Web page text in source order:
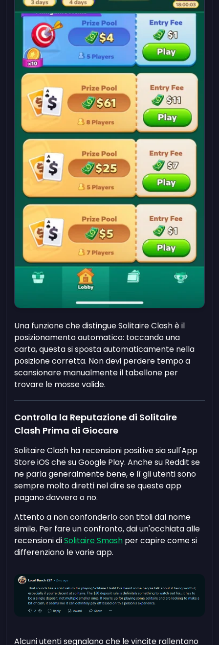
Una funzione che distingue Solitaire Clash è il
posizionamento automatico: toccando una
carta, questa si sposta automaticamente nella
posizione corretta. Non devi perdere tempo a
scansionare manualmente il tabellone per
trovare le mosse valide.
Controlla la Reputazione di Solitaire
Clash Prima di Giocare
Solitaire Clash ha recensioni positive sia sull'App
Store iOS che su Google Play. Anche su Reddit se
ne parla generalmente bene, e lì gli utenti sono
sempre molto diretti nel dire se queste app
pagano davvero o no.
Attento a non confonderlo con titoli dal nome
simile. Per fare un confronto, dai un'occhiata alle
recensioni diSolitaire Smash per capire come si
differenziano le varie app.
Alcuni utenti segnalano che le vincite rallentano